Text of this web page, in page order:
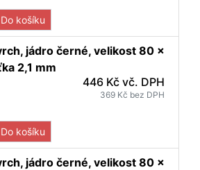
Do košíku
jádro černé, velikost 80 x
2,1 mm
446 Kč vč. DPH
369 Kč bez DPH
Do košíku
jádro černé, velikost 80 x